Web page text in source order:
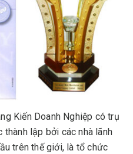
Kiến Doanh Nghiệp có trụ
lập bởi các nhà lãnh
trên thế giới, là tổ chức